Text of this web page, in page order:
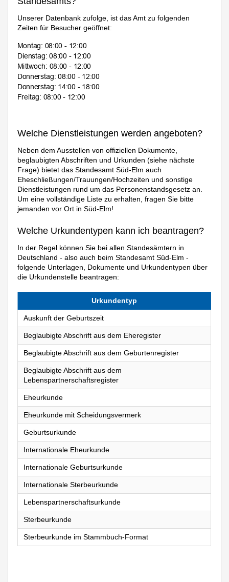
Unserer Datenbank zufolge, ist das Amt zu folgenden
Zeiten für Besucher geöffnet:
Welche Dienstleistungen werden angeboten?
Neben dem Ausstellen von offiziellen Dokumente,
beglaubigten Abschriften und Urkunden (siehe nächste
Frage) bietet das Standesamt Süd-Elm auch
Eheschließungen/Trauungen/Hochzeiten und sonstige
Dienstleistungen rund um das Personenstandsgesetz an.
Um eine vollständige Liste zu erhalten, fragen Sie bitte
jemanden vor Ort in Süd-Elm!
Welche Urkundentypen kann ich beantragen?
In der Regel können Sie bei allen Standesämtern in
Deutschland - also auch beim Standesamt Süd-Elm -
folgende Unterlagen, Dokumente und Urkundentypen über
die Urkundenstelle beantragen:
Urkundentyp
Auskunft der Geburtszeit
Beglaubigte Abschrift aus dem Eheregister
Beglaubigte Abschrift aus dem Geburtenregister
Beglaubigte Abschrift aus dem
Lebenspartnerschaftsregister
Eheurkunde
Eheurkunde mit Scheidungsvermerk
Geburtsurkunde
Internationale Eheurkunde
Internationale Geburtsurkunde
Internationale Sterbeurkunde
Lebenspartnerschaftsurkunde
Sterbeurkunde
Sterbeurkunde im Stammbuch-Format